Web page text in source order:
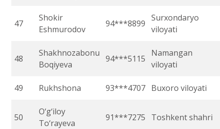
47
Shokir
Eshmurodov
94***8899
Surxondaryo
viloyati
48
Shakhnozabonu
Boqiyeva
94***5115
Namangan
viloyati
49 Rukhshona 93***4707 Buxoro viloyati
50
O‘g‘iloy
To‘rayeva
91***7275 Toshkent shahri